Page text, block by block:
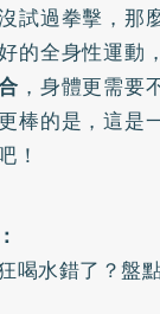
試過拳擊，那
的全身性運動
，身體更需要
棒的是，這是
！
喝水錯了？盤